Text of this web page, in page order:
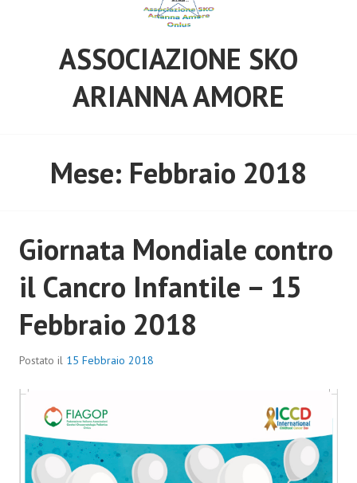
ASSOCIAZIONE SKO
ARIANNA AMORE
Mese: Febbraio 2018
Giornata Mondiale contro
il Cancro Infantile – 15
Febbraio 2018
Postato il 15 Febbraio 2018